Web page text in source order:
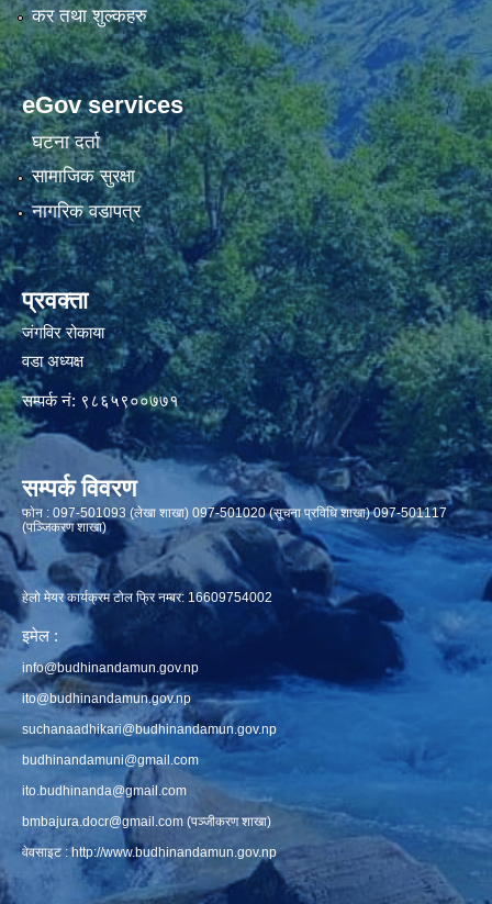
कर तथा शुल्कहरु
eGov services
घटना दर्ता
सामाजिक सुरक्षा
नागरिक वडापत्र
प्रवक्ता
जंगविर रोकाया
वडा अध्यक्ष
सम्पर्क नं: ९८६५९००७७१
सम्पर्क विवरण
फाेन : 097-501093 (लेखा शाखा) 097-501020 (सूचना प्रविधि शाखा) 097-501117
(पञ्जिकरण शाखा)
हेलो मेयर कार्यक्रम टोल फ्रि नम्बर: 16609754002
इमेल :
info@budhinandamun.gov.np
ito@budhinandamun.gov.np
suchanaadhikari@budhinandamun.gov.np
budhinandamuni@gmail.com
ito.budhinanda@gmail.com
bmbajura.docr@gmail.com (पञ्जीकरण शाखा)
वेवसाइट :http://www.budhinandamun.gov.np